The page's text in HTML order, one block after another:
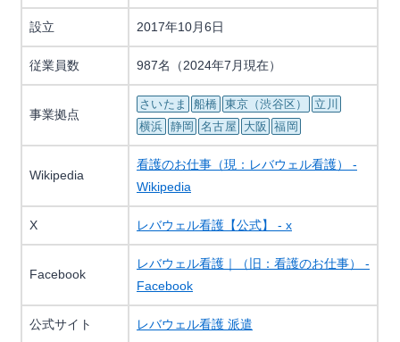
設立 2017年10月6日
従業員数 987名（2024年7月現在）
事業拠点
さいたま 船橋 東京（渋谷区）
立川
横浜 静岡 名古屋 大阪 福岡
Wikipedia
看護のお仕事（現：レバウェル看護） -
Wikipedia
X レバウェル看護【公式】 - x
Facebook
レバウェル看護｜（旧：看護のお仕事） -
Facebook
公式サイト レバウェル看護 派遣